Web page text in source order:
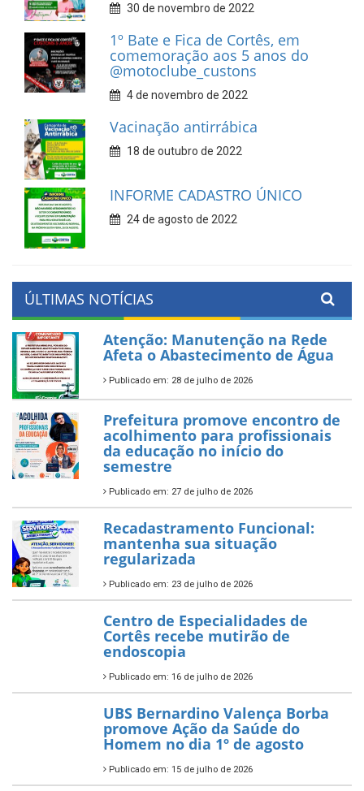
30 de novembro de 2022
1º Bate e Fica de Cortês, em
comemoração aos 5 anos do
@motoclube_custons
4 de novembro de 2022
Vacinação antirrábica
18 de outubro de 2022
INFORME CADASTRO ÚNICO
24 de agosto de 2022
ÚLTIMAS NOTÍCIAS
Atenção: Manutenção na Rede
Afeta o Abastecimento de Água
Publicado em: 28 de julho de 2026
Prefeitura promove encontro de
acolhimento para profissionais
da educação no início do
semestre
Publicado em: 27 de julho de 2026
Recadastramento Funcional:
mantenha sua situação
regularizada
Publicado em: 23 de julho de 2026
Centro de Especialidades de
Cortês recebe mutirão de
endoscopia
Publicado em: 16 de julho de 2026
UBS Bernardino Valença Borba
promove Ação da Saúde do
Homem no dia 1º de agosto
Publicado em: 15 de julho de 2026